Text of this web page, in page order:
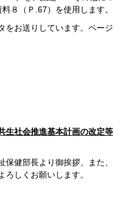
８（Ｐ.67）を使用します。
をお送りしています。ページ
社会推進基本計画の改定等
健部長より御挨拶、また、
しくお願いします。